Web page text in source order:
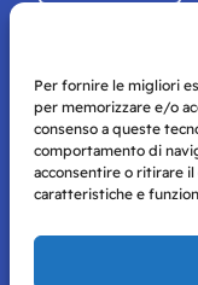
Per fornire le migliori
per memorizzare e/o
consenso a queste
comportamento di
acconsentire o ritirare
caratteristiche e
Storie di Napoli è una